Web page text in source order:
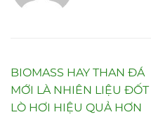
BIOMASS HAY THAN ĐÁ
MỚI LÀ NHIÊN LIỆU ĐỐT
LÒ HƠI HIỆU QUẢ HƠN